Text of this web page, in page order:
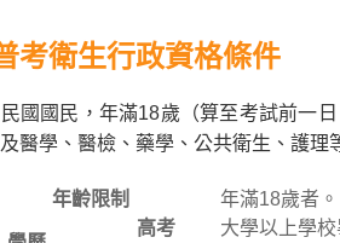
考衛生行政資格條件
國國民，年滿18歲（算至考試前一
醫學、醫檢、藥學、公共衛生、護理
年齡限制 年滿18歲者。
高考
大學以上學校